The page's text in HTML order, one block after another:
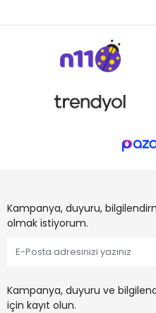
Kampanya, duyuru,
olmak istiyorum.
Kampanya, duyuru ve
için kayıt olun.